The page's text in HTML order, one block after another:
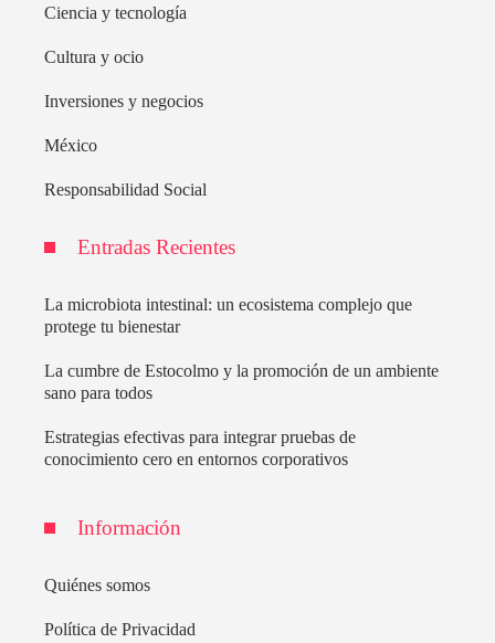
Ciencia y tecnología
Cultura y ocio
Inversiones y negocios
México
Responsabilidad Social
Entradas Recientes
La microbiota intestinal: un ecosistema complejo que
protege tu bienestar
La cumbre de Estocolmo y la promoción de un ambiente
sano para todos
Estrategias efectivas para integrar pruebas de
conocimiento cero en entornos corporativos
Información
Quiénes somos
Política de Privacidad